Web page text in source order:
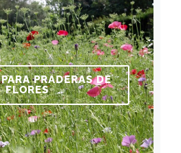
PRADERAS DE
FLORES